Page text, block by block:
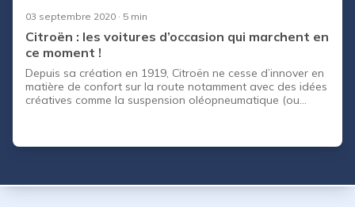
03 septembre 2020 · 5 min
Citroën : les voitures d’occasion qui marchent en
ce moment !
Depuis sa création en 1919, Citroën ne cesse d’innover en
matière de confort sur la route notamment avec des idées
créatives comme la suspension oléopneumatique (ou